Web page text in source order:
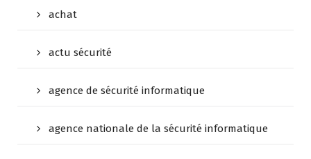
achat
actu sécurité
agence de sécurité informatique
agence nationale de la sécurité informatique